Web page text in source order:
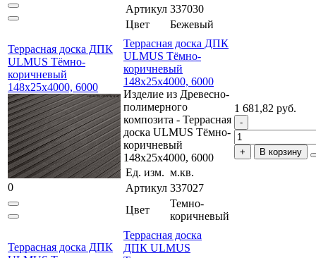
Артикул 337030
Цвет
Бежевый
Террасная доска ДПК
ULMUS Тёмно-
коричневый
148x25x4000, 6000
0
Террасная доска ДПК
ULMUS Тёмно-
коричневый
148x25x4000, 6000
Изделие из Древесно-
полимерного
композита - Террасная
доска ULMUS Тёмно-
коричневый
148x25x4000, 6000
Ед. изм. м.кв.
Артикул 337027
Цвет
Темно-
коричневый
1 681,82 руб.
В корзину
Террасная доска ДПК
Террасная доска
ДПК ULMUS